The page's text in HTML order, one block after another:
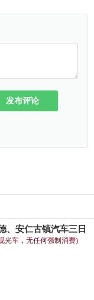
发布评论
、安仁古镇汽车三日
光车，无任何强制消费)